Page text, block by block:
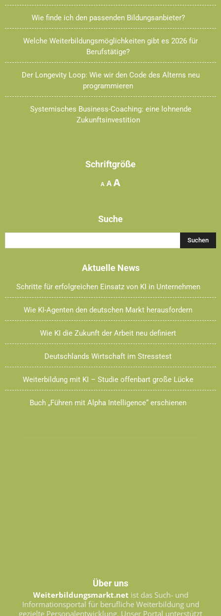
Wie finde ich den passenden Bildungsanbieter?
Welche Weiterbildungsmöglichkeiten gibt es 2026 für
Berufstätige?
Der Longevity Loop: Wie wir den Code des Alterns neu
programmieren
Systemisches Business-Coaching: eine lohnende
Zukunftsinvestition
Schriftgröße
A Decrease
A Reset
AIncrease
Suche
Aktuelle News
Schritte für erfolgreichen Einsatz von KI in Unternehmen
Wie KI-Agenten den deutschen Markt herausfordern
Wie KI die Zukunft der Arbeit neu definiert
Deutschlands Wirtschaft im Stresstest
Weiterbildung mit KI – Studie offenbart große Lücke
Buch „Führen mit Alpha Intelligence“ erschienen
Über uns
Weiterbildungsmarkt.net ist das Such- und
Informationsportal für berufliche Weiterbildung und
gezielte Personalentwicklung. Unser Portal unterstützt